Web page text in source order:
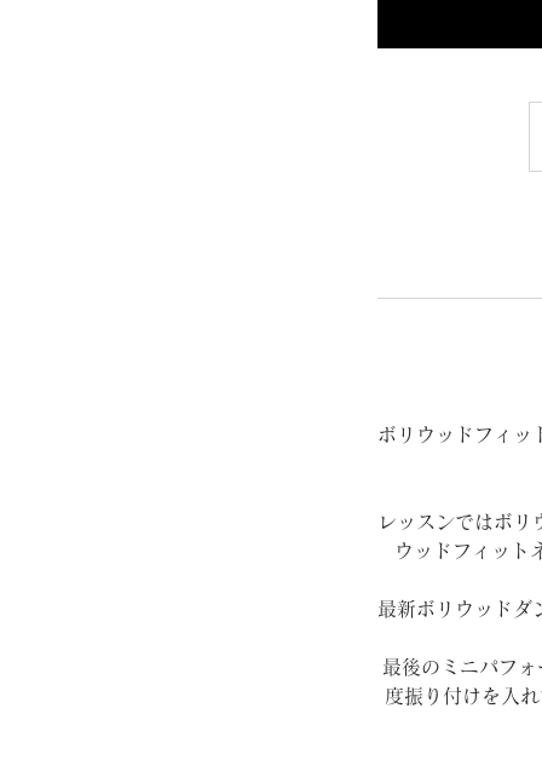
ボリウッドフィッ
レッスンではボリ
ウッドフィット
最新ボリウッドダ
最後のミニパフ
度振り付けを入